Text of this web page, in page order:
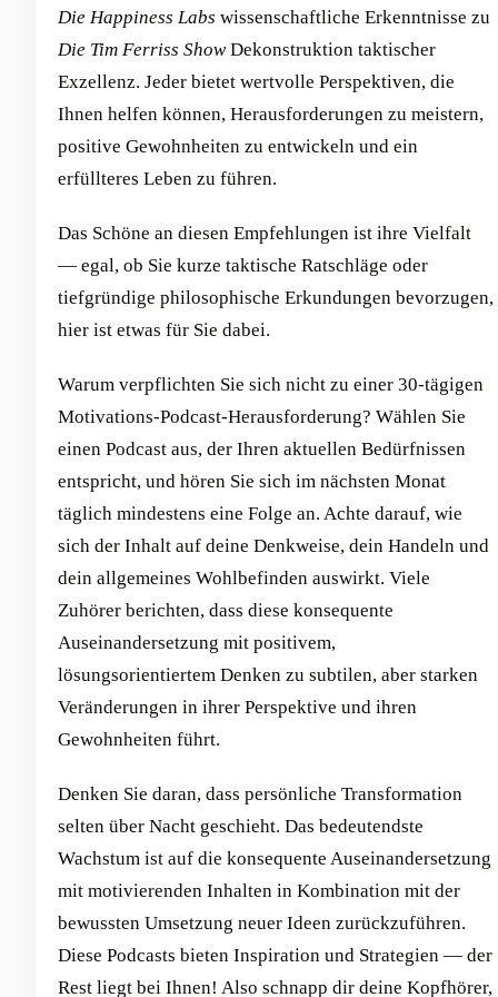
Die Happiness Labs wissenschaftliche Erkenntnisse zu
Die Tim Ferriss ShowDekonstruktion taktischer
Exzellenz. Jeder bietet wertvolle Perspektiven, die
Ihnen helfen können, Herausforderungen zu meistern,
positive Gewohnheiten zu entwickeln und ein
erfüllteres Leben zu führen.
Das Schöne an diesen Empfehlungen ist ihre Vielfalt
— egal, ob Sie kurze taktische Ratschläge oder
tiefgründige philosophische Erkundungen bevorzugen,
hier ist etwas für Sie dabei.
Warum verpflichten Sie sich nicht zu einer 30-tägigen
Motivations-Podcast-Herausforderung? Wählen Sie
einen Podcast aus, der Ihren aktuellen Bedürfnissen
entspricht, und hören Sie sich im nächsten Monat
täglich mindestens eine Folge an. Achte darauf, wie
sich der Inhalt auf deine Denkweise, dein Handeln und
dein allgemeines Wohlbefinden auswirkt. Viele
Zuhörer berichten, dass diese konsequente
Auseinandersetzung mit positivem,
lösungsorientiertem Denken zu subtilen, aber starken
Veränderungen in ihrer Perspektive und ihren
Gewohnheiten führt.
Denken Sie daran, dass persönliche Transformation
selten über Nacht geschieht. Das bedeutendste
Wachstum ist auf die konsequente Auseinandersetzung
mit motivierenden Inhalten in Kombination mit der
bewussten Umsetzung neuer Ideen zurückzuführen.
Diese Podcasts bieten Inspiration und Strategien — der
Rest liegt bei Ihnen! Also schnapp dir deine Kopfhörer,